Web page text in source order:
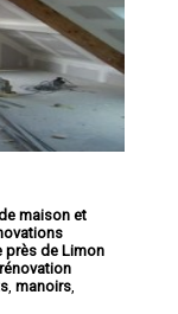
maison et
près de Limon
rénovation
manoirs